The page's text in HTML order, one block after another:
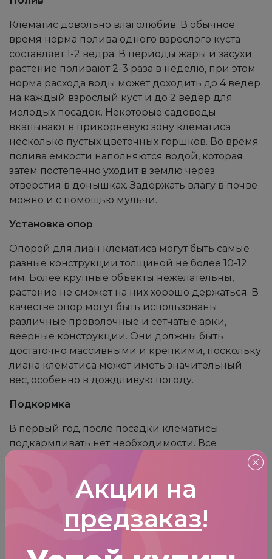
Акции на
предзаказ!
Клематис довольно влаголюбив. В обычное
время норма полива одного взрослого куста
составляет 1-2 ведра. В периоды жары и засухи
растение поливают 2-3 раза в неделю, при этом
норма расхода воды может доходить до 4 ведер
на каждый взрослый куст и до 2 ведер для
молодых посадок. Некоторые садоводы
вкапывают в прикорневую зону клематиса
несколько пустых цветочных горшков. Во время
полива емкости наполняются водой, которая
затем постепенно уходит в землю через
отверстия в донышках. Задержать влагу в почве
можно и с помощью мульчи.
Установка опор
Опорой для лиан клематиса могут быть самые
разные конструкции толщиной не более 10-12
мм. Более крупные объекты нежелательны,
растение не сможет на них хорошо держаться. В
качестве опор могут быть использованы
различные проволочные и сетчатые арки,
веерные конструкции. Они должны быть
достаточно массивными и крепкими, поскольку
лиана клематиса может иметь значительный
вес, особенно в дождливую погоду.
Подкормка
В первый год после посадки клематисы
подкармливать нет необходимости. Все
посадочная яма. Со второго года жизни
подкормка клематисов в открытом грунте может
производиться несколько раз за сезон. Ранней
весной вносятся азотсодержащие удобрения,